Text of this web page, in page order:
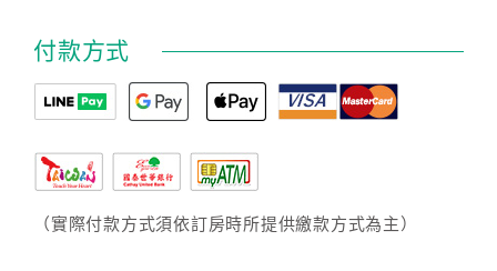
付款方式
（實際付款方式須依訂房時所提供繳款方式為主）